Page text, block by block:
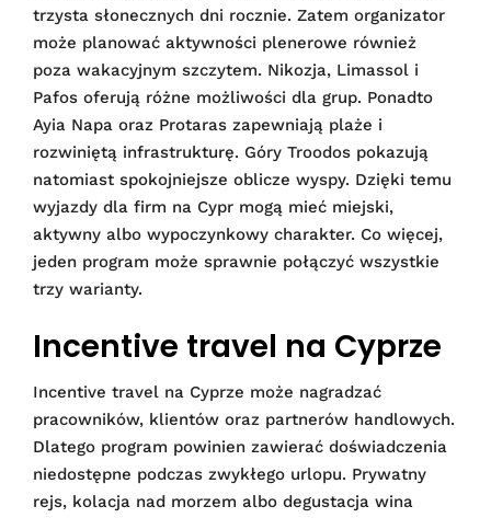
trzysta słonecznych dni rocznie. Zatem organizator
może planować aktywności plenerowe również
poza wakacyjnym szczytem. Nikozja, Limassol i
Pafos oferują różne możliwości dla grup. Ponadto
Ayia Napa oraz Protaras zapewniają plaże i
rozwiniętą infrastrukturę. Góry Troodos pokazują
natomiast spokojniejsze oblicze wyspy. Dzięki temu
wyjazdy dla firm na Cypr mogą mieć miejski,
aktywny albo wypoczynkowy charakter. Co więcej,
jeden program może sprawnie połączyć wszystkie
trzy warianty.
Incentive travel na Cyprze
Incentive travel na Cyprze może nagradzać
pracowników, klientów oraz partnerów handlowych.
Dlatego program powinien zawierać doświadczenia
niedostępne podczas zwykłego urlopu. Prywatny
rejs, kolacja nad morzem albo degustacja wina